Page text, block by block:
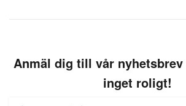
Anmäl dig till vår
inget roligt!